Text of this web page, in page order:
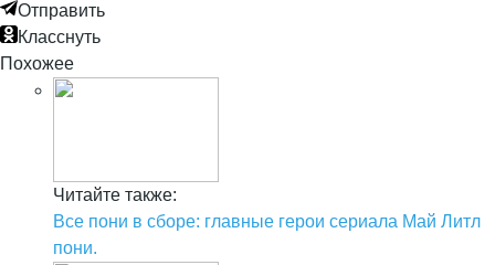
Отправить
Класснуть
Похожее
Читайте также:
Все пони в сборе: главные герои сериала Май Литл
пони.